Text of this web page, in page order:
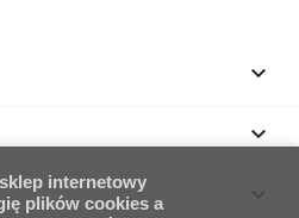


internetowy
plików cookies a